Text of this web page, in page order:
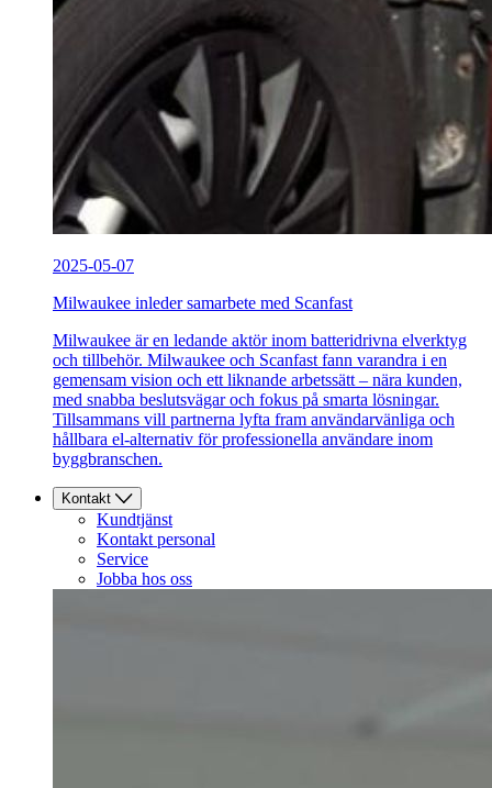
2025-05-07
Milwaukee inleder samarbete med Scanfast
Milwaukee är en ledande aktör inom batteridrivna elverktyg
och tillbehör. Milwaukee och Scanfast fann varandra i en
gemensam vision och ett liknande arbetssätt – nära kunden,
med snabba beslutsvägar och fokus på smarta lösningar.
Tillsammans vill partnerna lyfta fram användarvänliga och
hållbara el-alternativ för professionella användare inom
byggbranschen.
Kontakt
Kundtjänst
Kontakt personal
Service
Jobba hos oss